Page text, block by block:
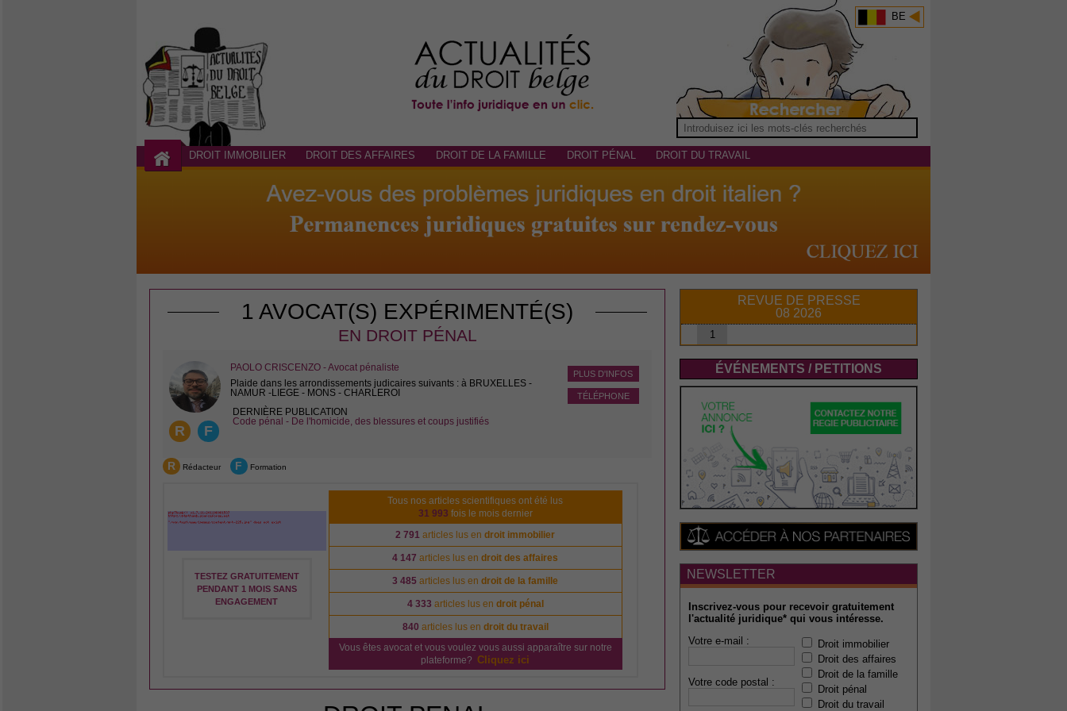
BE
DROIT IMMOBILIER DROIT DES AFFAIRES DROIT DE LA FAMILLE DROIT PÉNAL DROIT DU TRAVAIL
1 AVOCAT(S) EXPÉRIMENTÉ(S)
EN DROIT PÉNAL
R F
PLUS D'INFOS
TÉLÉPHONE
PAOLO CRISCENZO - Avocat pénaliste
Plaide dans les arrondissements judicaires suivants : à BRUXELLES -
NAMUR -LIEGE - MONS - CHARLEROI
DERNIÈRE PUBLICATION
Code pénal - De l'homicide, des blessures et coups justifiés
R Rédacteur F Formation
TESTEZ GRATUITEMENT
PENDANT 1 MOIS SANS
ENGAGEMENT
Tous nos articles scientifiques ont été lus
31 993 fois le mois dernier
2 791 articles lus endroit immobilier
4 147 articles lus endroit des affaires
3 485 articles lus endroit de la famille
4 333 articles lus en droit pénal
840 articles lus en droit du travail
Vous êtes avocat et vous voulez vous aussi apparaître sur notre
plateforme? Cliquez ici
REVUE DE PRESSE
08 2026
1
ÉVÉNEMENTS / PETITIONS
NEWSLETTER
Inscrivez-vous pour recevoir gratuitement
l'actualité juridique* qui vous intéresse.
Votre e-mail :
Votre code postal :
Droit immobilier
Droit des affaires
Droit de la famille
Droit pénal
Droit du travail